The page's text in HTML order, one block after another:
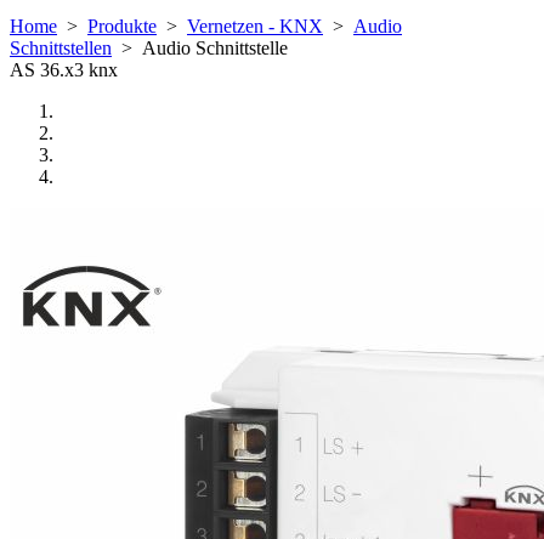
Home > Produkte > Vernetzen - KNX > Audio
Schnittstellen > Audio Schnittstelle
AS 36.x3 knx